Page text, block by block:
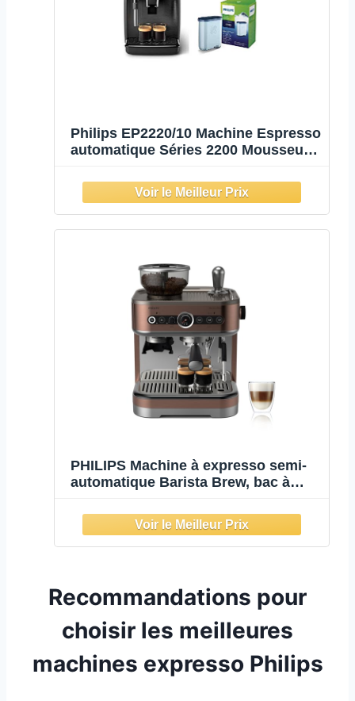
Philips EP2220/10 Machine Espresso
automatique Séries 2200 Mousseur à
calcaire CA6903/10
PHILIPS Machine à expresso semi-
automatique Barista Brew, bac à
Recommandations pour
choisir les meilleures
machines expresso Philips